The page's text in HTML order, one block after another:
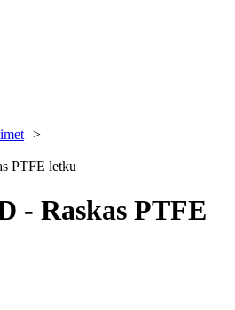
PTFE letku
- Raskas PTFE